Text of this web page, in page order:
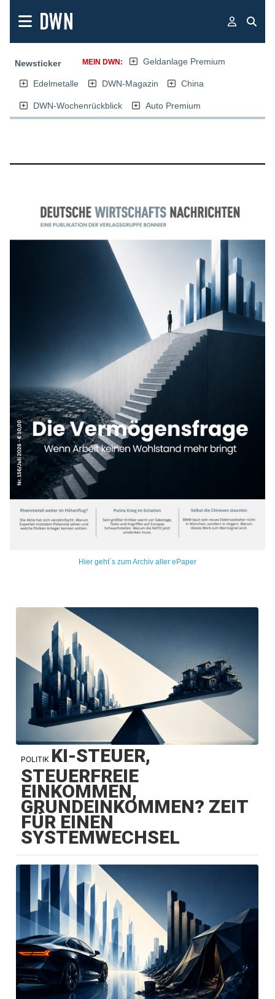
Newsticker MEIN DWN: Geldanlage Premium
Edelmetalle DWN-Magazin China
DWN-Wochenrückblick Auto Premium
Hier geht´s zum Archiv aller ePaper
POLITIK KI-STEUER,
STEUERFREIE
EINKOMMEN,
GRUNDEINKOMMEN? ZEIT
FÜR EINEN
SYSTEMWECHSEL